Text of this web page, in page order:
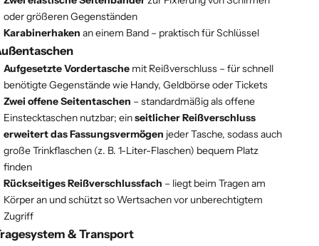
oder größeren Gegenständen
Karabinerhaken an einem Band – praktisch für Schlüssel
Aufgesetzte Vordertasche mit Reißverschluss – für schnell
benötigte Gegenstände wie Handy, Geldbörse oder Tickets
Zwei offene Seitentaschen – standardmäßig als offene
Einstecktaschen nutzbar; einseitlicher Reißverschluss
erweitert das Fassungsvermögen jeder Tasche, sodass auch
große Trinkflaschen (z. B. 1-Liter-Flaschen) bequem Platz
finden
Rückseitiges Reißverschlussfach – liegt beim Tragen am
Körper an und schützt so Wertsachen vor unberechtigtem
Zugriff
& Transport